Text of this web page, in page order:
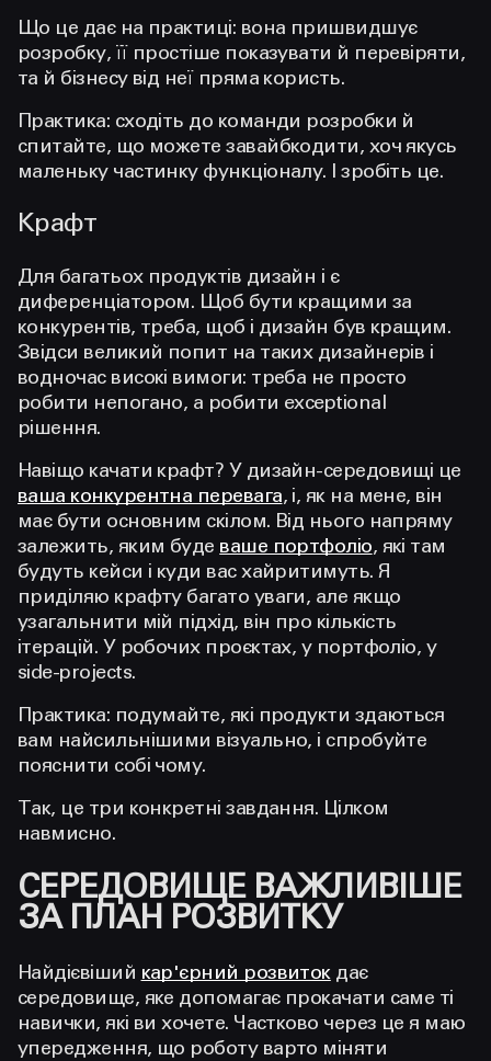
Що це дає на практиці: вона пришвидшує
розробку, її простіше показувати й перевіряти,
та й бізнесу від неї пряма користь.
Практика: сходіть до команди розробки й
спитайте, що можете завайбкодити, хоч якусь
маленьку частинку функціоналу. І зробіть це.
Крафт
Для багатьох продуктів дизайн і є
диференціатором. Щоб бути кращими за
конкурентів, треба, щоб і дизайн був кращим.
Звідси великий попит на таких дизайнерів і
водночас високі вимоги: треба не просто
робити непогано, а робити exceptional
рішення.
Навіщо качати крафт? У дизайн-середовищі це
ваша конкурентна перевага, і, як на мене, він
має бути основним скілом. Від нього напряму
залежить, яким буде ваше портфоліо, які там
будуть кейси і куди вас хайритимуть. Я
приділяю крафту багато уваги, але якщо
узагальнити мій підхід, він про кількість
ітерацій. У робочих проєктах, у портфоліо, у
side-projects.
Практика: подумайте, які продукти здаються
вам найсильнішими візуально, і спробуйте
пояснити собі чому.
Так, це три конкретні завдання. Цілком
навмисно.
СЕРЕДОВИЩЕ ВАЖЛИВІШЕ
ЗА ПЛАН РОЗВИТКУ
Найдієвіший кар'єрний розвитокдає
середовище, яке допомагає прокачати саме ті
навички, які ви хочете. Частково через це я маю
упередження, що роботу варто міняти